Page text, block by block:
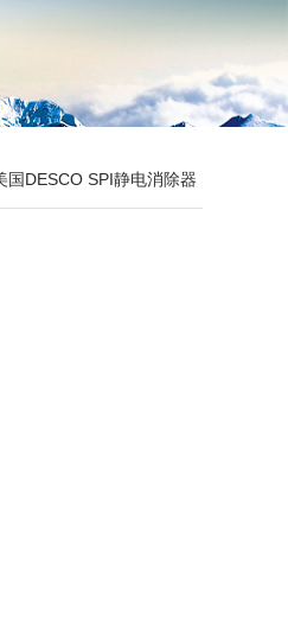
国DESCO SPI静电消除器